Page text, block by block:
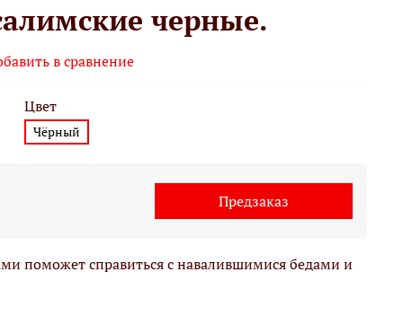
черные.
в сравнение
Цвет
Чёрный
Предзаказ
поможет справиться с навалившимися бедами и